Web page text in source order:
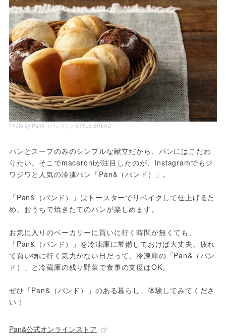
Photo by Pan&（パンド）／STYLE BREAD
パンとスープのみのシンプルな献立だから、パンにはこだわ
りたい。そこでmacaroniが注目したのが、Instagramでもジ
ワジワと人気の冷凍パン「Pan&（パンド）」。
「Pan&（パンド）」はトースターでリベイクして仕上げるた
め、おうちで焼きたてのパンが楽しめます。
お気に入りのベーカリーに買いに行く時間が無くても、
「Pan&（パンド）」を冷凍庫に常備しておけば大丈夫。疲れ
て買い物に行く気力がない日だって、冷凍庫の「Pan&（パン
ド）」と冷蔵庫の残り野菜で食事の支度はOK。
ぜひ「Pan&（パンド）」のある暮らし、体験してみてくださ
い！
Pan&公式オンラインストア